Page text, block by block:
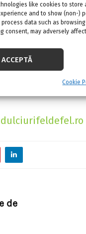
like cookies to
and to show (non-)
data such as
consent, may adversely
ACCEPTĂ
Cookie
pe suprafata
presei
fie absorbit de
de